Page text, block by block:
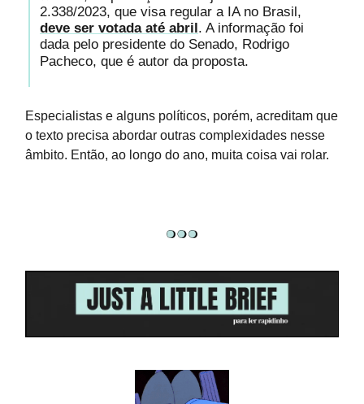
2.338/2023, que visa regular a IA no Brasil,
deve ser votada até abril . A informação foi
dada pelo presidente do Senado, Rodrigo
Pacheco, que é autor da proposta.
Especialistas e alguns políticos, porém, acreditam que
o texto precisa abordar outras complexidades nesse
âmbito. Então, ao longo do ano, muita coisa vai rolar.